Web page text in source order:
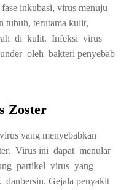
inkubasi, virus menuju
tubuh, terutama kulit,
di kulit. Infeksi virus
oleh bakteri penyebab
Zoster
yang menyebabkan
Virus ini dapat menular
partikel virus yang
Gejala penyakit